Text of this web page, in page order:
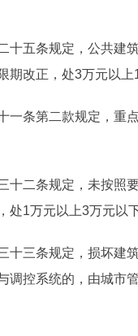
条规定，公共建筑
期改正，处3万元以
第二款规定，重点
条规定，未按照要
处1万元以上3万元以
条规定，损坏建筑
调控系统的，由城市